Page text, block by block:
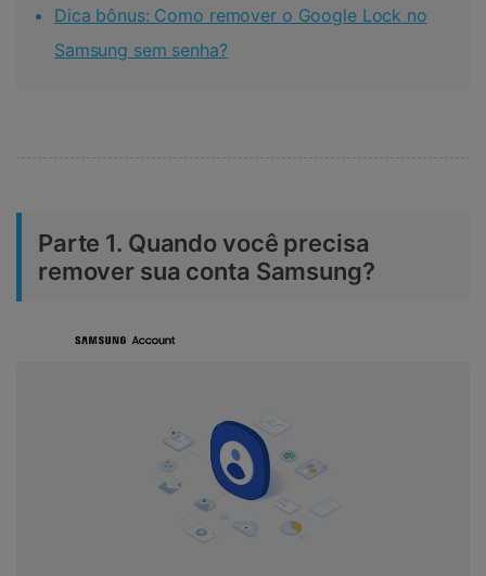
Dica bônus: Como remover o Google Lock no
Samsung sem senha?
Parte 1. Quando você precisa
remover sua conta Samsung?